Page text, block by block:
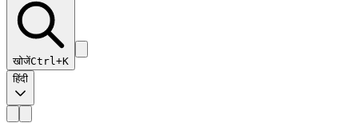
खोजेंCtrl+K
हिंदी